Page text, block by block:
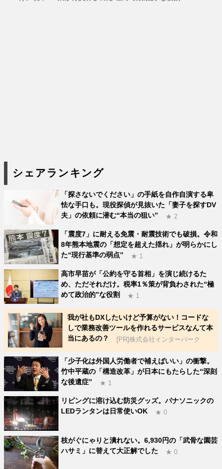
シェアランキング
「探さないでください」の手紙を自作自演する卑
怯な手口も。現役探偵が見抜いた「妻子を探すDV
夫」の依頼に潜む“本当の狙い”
★ 2
「震度7」に耐える免震・耐震技術でも破損。令和
8年熊本地震の「想定を超えた揺れ」が明らかにし
た“現行基準の弱点”
★ 1
高市早苗が「公約を守る首相」を演じ続けるた
め、ただそれだけ。税率1％策が背負わされた“極
めて政治的”な役割
★ 1
我が社もDXしたいけど予算がない！コードな
しで業務改善ツールを作れるサービスなんて本
当にあるの？
[PR]株式会社インターパーク
「少子化は外国人労働者で補えばいい」の衝撃。
竹中平蔵の「構造改革」が日本にもたらした“深刻
な後遺症”
★ 1
リビングに溶け込む防災グッズ。パナソニックの
LEDランタンは日常使いOK
★ 0
枝がぐにゃりと潰れない。6,930円の「武骨な園芸
ハサミ」に替えて大正解でした
★ 0